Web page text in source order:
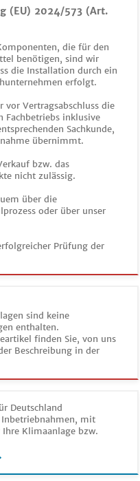
(EU) 2024/573 (Art.
die für den
benötigen, sind wir
die Installation durch ein
erfolgt.
Vertragsabschluss die
Fachbetriebs inklusive
Sachkunde,
übernimmt.
bzw. das
nicht zulässig.
über die
oder über unser
Prüfung der
sind keine
enthalten.
finden Sie, von uns
Beschreibung in der
Deutschland
mit
Klimaanlage bzw.